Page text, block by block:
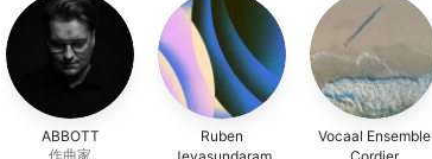
ABBOTT
作曲家
Ruben
Vocaal Ensemble